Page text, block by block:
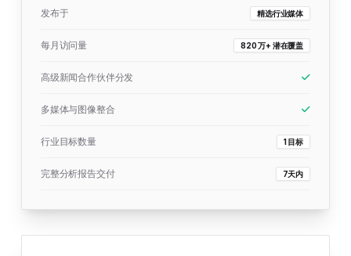
发布于 精选行业媒体
每月访问量 820 万+ 潜在覆盖
高级新闻合作伙伴分发
多媒体与图像整合
行业目标数量 1 目标
完整分析报告交付 7天内